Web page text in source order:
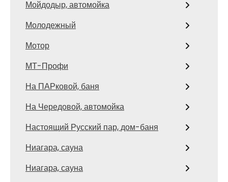
Мойдодыр, автомойка
Молодежный
Мотор
МТ-Профи
На ПАРковой, баня
На Чередовой, автомойка
Настоящий Русский пар, дом-баня
Ниагара, сауна
Ниагара, сауна